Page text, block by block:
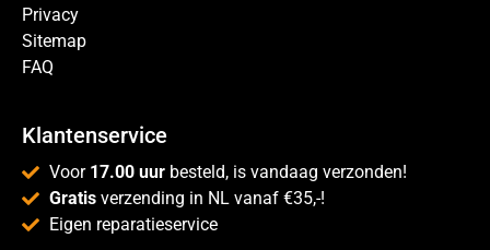
Privacy
Sitemap
FAQ
Klantenservice
Voor 17.00 uur besteld, is vandaag verzonden!
Gratis verzending in NL vanaf €35,-!
Eigen reparatieservice